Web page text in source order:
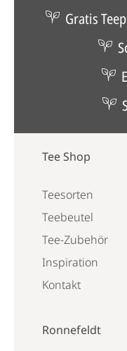
Gratis
Tee Shop
Teesorten
Teebeutel
Tee-Zubehör
Inspiration
Kontakt
Ronnefeldt